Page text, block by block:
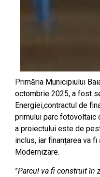
Primăria Municipiului
octombrie 2025, a fost
Energiei,contractul de
primului parc fotovoltaic
a proiectului este de
inclus, iar finanțarea va
Modernizare.
”Parcul va fi construit în